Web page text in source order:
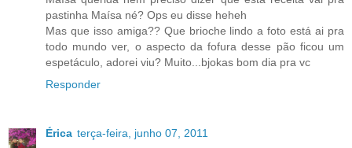
pastinha Maísa né? Ops eu disse heheh
Mas que isso amiga?? Que brioche lindo a foto está ai pra
todo mundo ver, o aspecto da fofura desse pão ficou um
espetáculo, adorei viu? Muito...bjokas bom dia pra vc
Responder
Érica terça-feira, junho 07, 2011